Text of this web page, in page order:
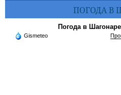
ПОГОДА В
Погода в Шагонаре
Gismeteo